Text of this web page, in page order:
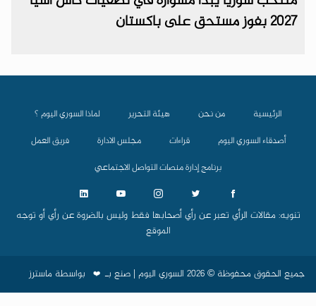
2027 بفوز مستحق على باكستان
الرئيسية من نحن هيئة التحرير
لماذا السوري اليوم ؟
أصدقاء السوري اليوم
قراءات مجلس الادارة
فريق العمل
برنامج إدارة منصات التواصل الاجتماعي
تنويه: مقالات الرأي تعبر عن رأي أصحابها فقط وليس بالضروة عن رأي أو توجه
الموقع
جميع الحقوق محفوظة © 2026 السوري اليوم | صنع بـ ❤️ بواسطة ماسترز